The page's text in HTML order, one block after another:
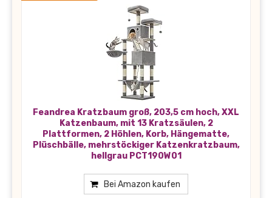
Feandrea Kratzbaum groß, 203,5 cm hoch, XXL
Katzenbaum, mit 13 Kratzsäulen, 2
Plattformen, 2 Höhlen, Korb, Hängematte,
Plüschbälle, mehrstöckiger Katzenkratzbaum,
hellgrau PCT190W01
Bei Amazon kaufen